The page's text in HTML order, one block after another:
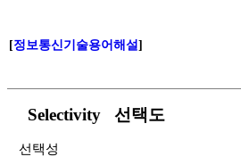
[정보통신기술용어해설]
Selectivity 선택도
선택성